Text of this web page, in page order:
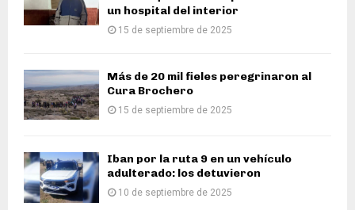
un hospital del interior
15 de septiembre de 2025
Más de 20 mil fieles peregrinaron al
Cura Brochero
15 de septiembre de 2025
Iban por la ruta 9 en un vehículo
adulterado: los detuvieron
10 de septiembre de 2025